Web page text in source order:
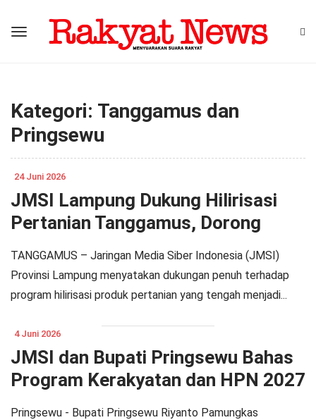
Kategori: Tanggamus dan
Pringsewu
24 Juni 2026
JMSI Lampung Dukung Hilirisasi
Pertanian Tanggamus, Dorong
Pelebaran Jalur Lintas Barat dan
Investasi Pariwisata
TANGGAMUS – Jaringan Media Siber Indonesia (JMSI)
Provinsi Lampung menyatakan dukungan penuh terhadap
program hilirisasi produk pertanian yang tengah menjadi...
4 Juni 2026
JMSI dan Bupati Pringsewu Bahas
Program Kerakyatan dan HPN 2027
di Lampung
Pringsewu - Bupati Pringsewu Riyanto Pamungkas